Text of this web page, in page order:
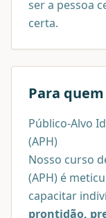
ser a pessoa
certa.
Para
Público-Alvo
(APH)
Nosso curso
(APH) é
capacitar
prontidão,